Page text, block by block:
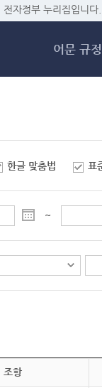
메
자정부 누리집입니다.
어문 규정
한글 맞춤법 표
~
조항